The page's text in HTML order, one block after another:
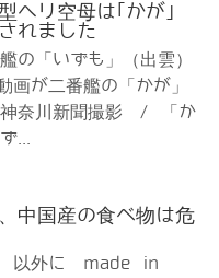
ヘリ空母は｢かが」
れました
の「いずも」（出雲）
画が二番艦の「かが」
神奈川新聞撮影 / 「か
...
中国産の食べ物は危
以外に made in